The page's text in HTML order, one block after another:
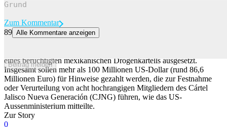
Beitrag melden
Zum Kommentar
89 Alle Kommentare anzeigen
eines berüchtigten mexikanischen Drogenkartells ausgesetzt.
Insgesamt sollen mehr als 100 Millionen US-Dollar (rund 86,6
Millionen Euro) für Hinweise gezahlt werden, die zur Festnahme
oder Verurteilung von acht hochrangigen Mitgliedern des Cártel
Jalisco Nueva Generación (CJNG) führen, wie das US-
Aussenministerium mitteilte.
Zur Story
0